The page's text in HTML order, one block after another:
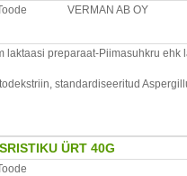
kohas.
(+15C - +25C)
Soome
Pharma OÜ
VERMAN AB OY
laktaasi preparaat-Piimasuhkru ehk
standardiseeritud
ensüüm laktaasi.
ÜRT 40G